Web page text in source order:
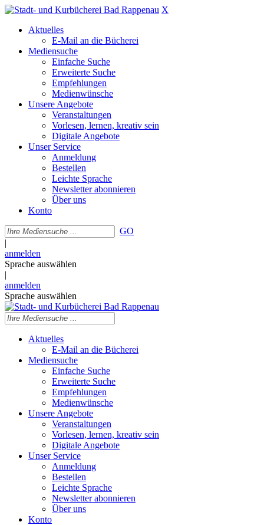
X
Aktuelles
E-Mail an die Bücherei
Mediensuche
Einfache Suche
Erweiterte Suche
Empfehlungen
Medienwünsche
Unsere Angebote
Veranstaltungen
Vorlesen, lernen, kreativ sein
Digitale Angebote
Unser Service
Anmeldung
Bestellen
Leichte Sprache
Newsletter abonnieren
Über uns
Konto
GO
|
anmelden
Sprache auswählen
|
anmelden
Sprache auswählen
Aktuelles
E-Mail an die Bücherei
Mediensuche
Einfache Suche
Erweiterte Suche
Empfehlungen
Medienwünsche
Unsere Angebote
Veranstaltungen
Vorlesen, lernen, kreativ sein
Digitale Angebote
Unser Service
Anmeldung
Bestellen
Leichte Sprache
Newsletter abonnieren
Über uns
Konto